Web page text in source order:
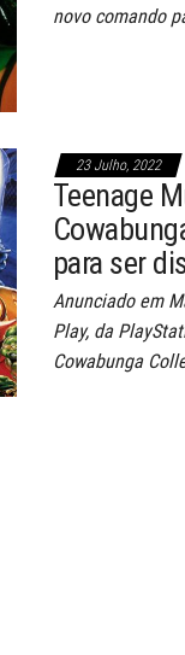
novo comando
23 Julho, 2022
Teenage
para ser
Anunciado em
Play, da
Cowabunga